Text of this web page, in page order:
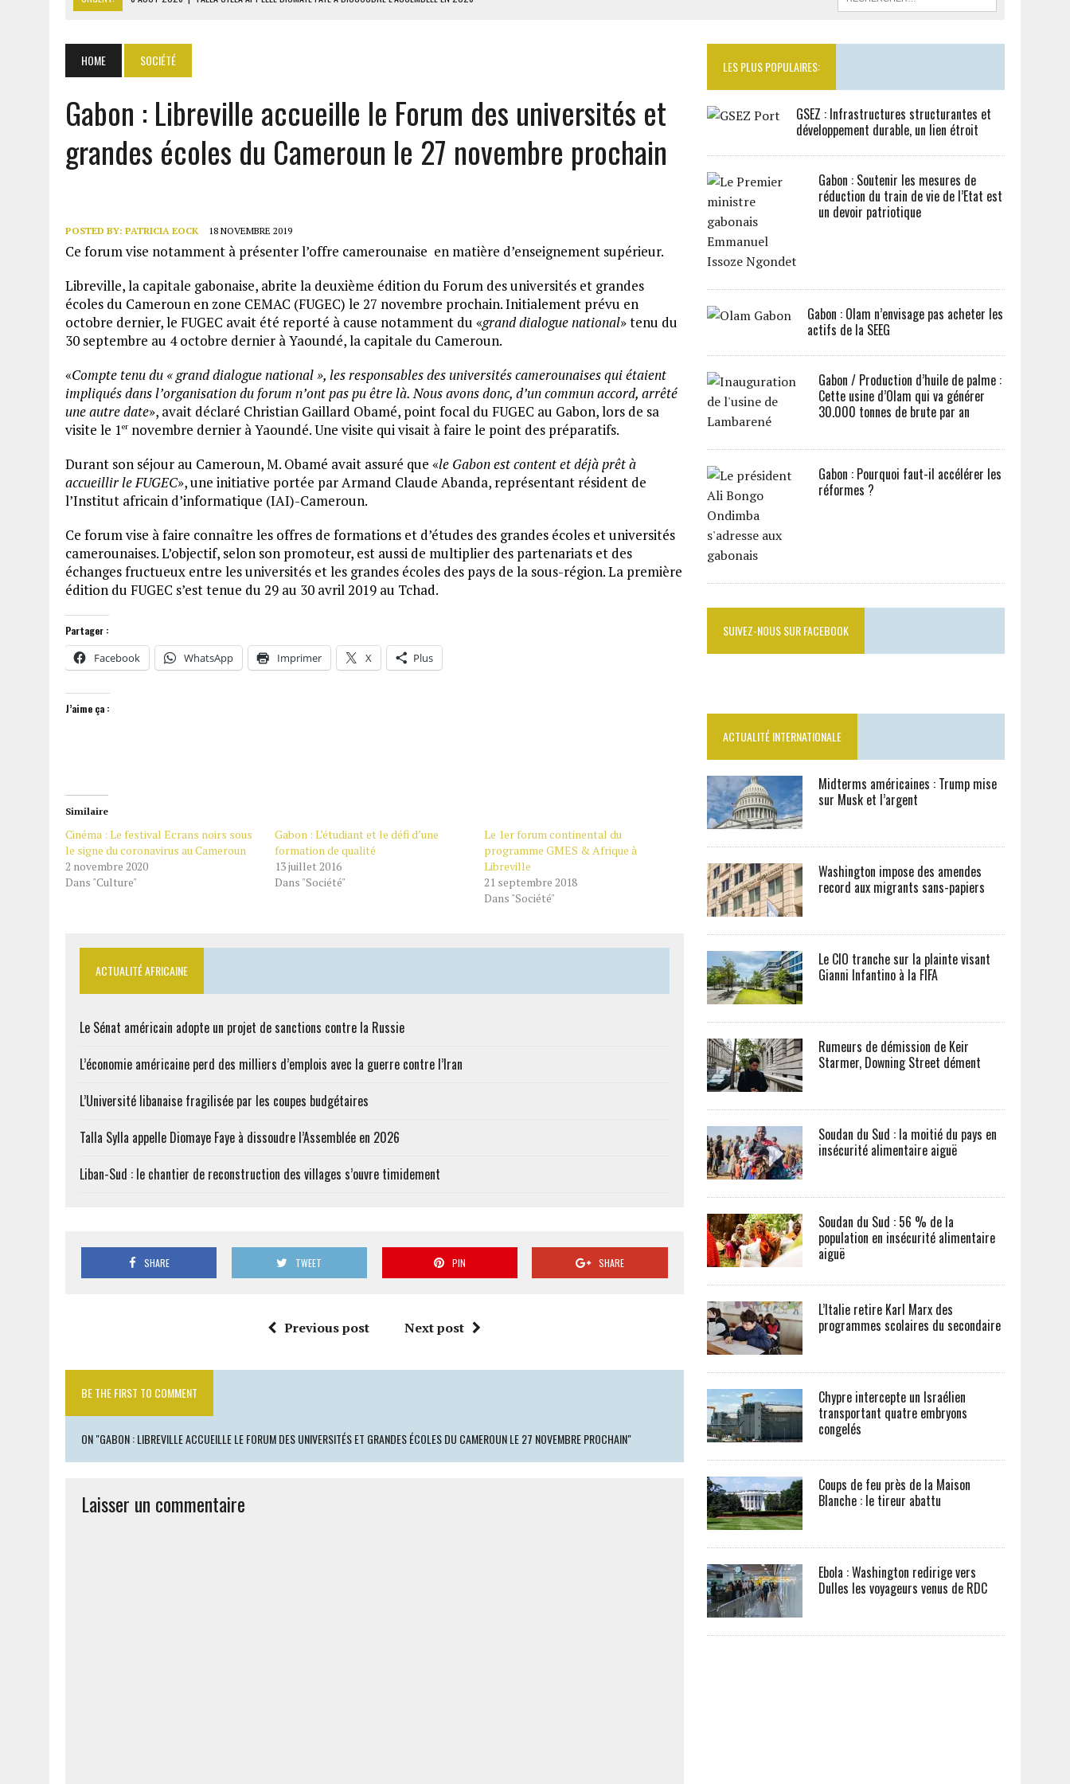
LE SÉNAT AMÉRICAIN ADOPTE UN PROJET DE SANCTIONS CONTRE LA RUSSIE
8 AOÛT 2026 | L’ÉCONOMIE AMÉRICAINE PERD DES MILLIERS D’EMPLOIS AVEC LA GUERRE CONTRE L’IRAN
8 AOÛT 2026
L’UNIVERSITÉ LIBANAISE FRAGILISÉE PAR LES COUPES BUDGÉTAIRES
HOME SOCIÉTÉ
Gabon : Libreville accueille le Forum des universités et
grandes écoles du Cameroun le 27 novembre prochain
POSTED BY: PATRICIA EOCK 18 NOVEMBRE 2019
Ce forum vise notamment à présenter l’offre camerounaise en matière d’enseignement supérieur.
Libreville, la capitale gabonaise, abrite la deuxième édition du Forum des universités et grandes
écoles du Cameroun en zone CEMAC (FUGEC) le 27 novembre prochain. Initialement prévu en
octobre dernier, le FUGEC avait été reporté à cause notamment du «grand dialogue national» tenu du
30 septembre au 4 octobre dernier à Yaoundé, la capitale du Cameroun.
«Compte tenu du « grand dialogue national », les responsables des universités camerounaises qui étaient
impliqués dans l’organisation du forum n’ont pas pu être là. Nous avons donc, d’un commun accord, arrêté
une autre date», avait déclaré Christian Gaillard Obamé, point focal du FUGEC au Gabon, lors de sa
visite le 1er novembre dernier à Yaoundé. Une visite qui visait à faire le point des préparatifs.
Durant son séjour au Cameroun, M. Obamé avait assuré que «le Gabon est content et déjà prêt à
accueillir le FUGEC», une initiative portée par Armand Claude Abanda, représentant résident de
l’Institut africain d’informatique (IAI)-Cameroun.
Ce forum vise à faire connaître les offres de formations et d’études des grandes écoles et universités
camerounaises. L’objectif, selon son promoteur, est aussi de multiplier des partenariats et des
échanges fructueux entre les universités et les grandes écoles des pays de la sous-région. La première
édition du FUGEC s’est tenue du 29 au 30 avril 2019 au Tchad.
Partager :
Facebook WhatsApp Imprimer X Plus
J’aime ça :
Similaire
Cinéma : Le festival Ecrans noirs sous
le signe du coronavirus au Cameroun
2 novembre 2020
Dans "Culture"
Gabon : L’étudiant et le défi d’une
formation de qualité
13 juillet 2016
Dans "Société"
Le 1er forum continental du
programme GMES & Afrique à
Libreville
21 septembre 2018
Dans "Société"
ACTUALITÉ AFRICAINE
Le Sénat américain adopte un projet de sanctions contre la Russie
L’économie américaine perd des milliers d’emplois avec la guerre contre l’Iran
L’Université libanaise fragilisée par les coupes budgétaires
Talla Sylla appelle Diomaye Faye à dissoudre l’Assemblée en 2026
Liban-Sud : le chantier de reconstruction des villages s’ouvre timidement
SHARE TWEET PIN SHARE
Previous post Next post
BE THE FIRST TO COMMENT
ON "GABON : LIBREVILLE ACCUEILLE LE FORUM DES UNIVERSITÉS ET GRANDES ÉCOLES DU CAMEROUN LE 27 NOVEMBRE PROCHAIN"
Laisser un commentaire
LES PLUS POPULAIRES:
GSEZ : Infrastructures structurantes et
développement durable, un lien étroit
Gabon : Soutenir les mesures de
réduction du train de vie de l’Etat est
un devoir patriotique
Gabon : Olam n’envisage pas acheter les
actifs de la SEEG
Gabon / Production d’huile de palme :
Cette usine d’Olam qui va générer
30.000 tonnes de brute par an
Gabon : Pourquoi faut-il accélérer les
réformes ?
SUIVEZ-NOUS SUR FACEBOOK
ACTUALITÉ INTERNATIONALE
Midterms américaines : Trump mise
sur Musk et l’argent
Washington impose des amendes
record aux migrants sans-papiers
Le CIO tranche sur la plainte visant
Gianni Infantino à la FIFA
Rumeurs de démission de Keir
Starmer, Downing Street dément
Soudan du Sud : la moitié du pays en
insécurité alimentaire aiguë
Soudan du Sud : 56 % de la
population en insécurité alimentaire
aiguë
L’Italie retire Karl Marx des
programmes scolaires du secondaire
Chypre intercepte un Israélien
transportant quatre embryons
congelés
Coups de feu près de la Maison
Blanche : le tireur abattu
Ebola : Washington redirige vers
Dulles les voyageurs venus de RDC